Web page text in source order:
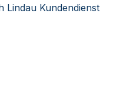
Lindau Kundendienst